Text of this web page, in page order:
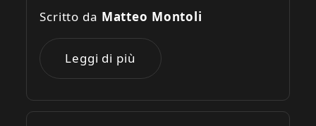
Scritto da Matteo Montoli
Leggi di più